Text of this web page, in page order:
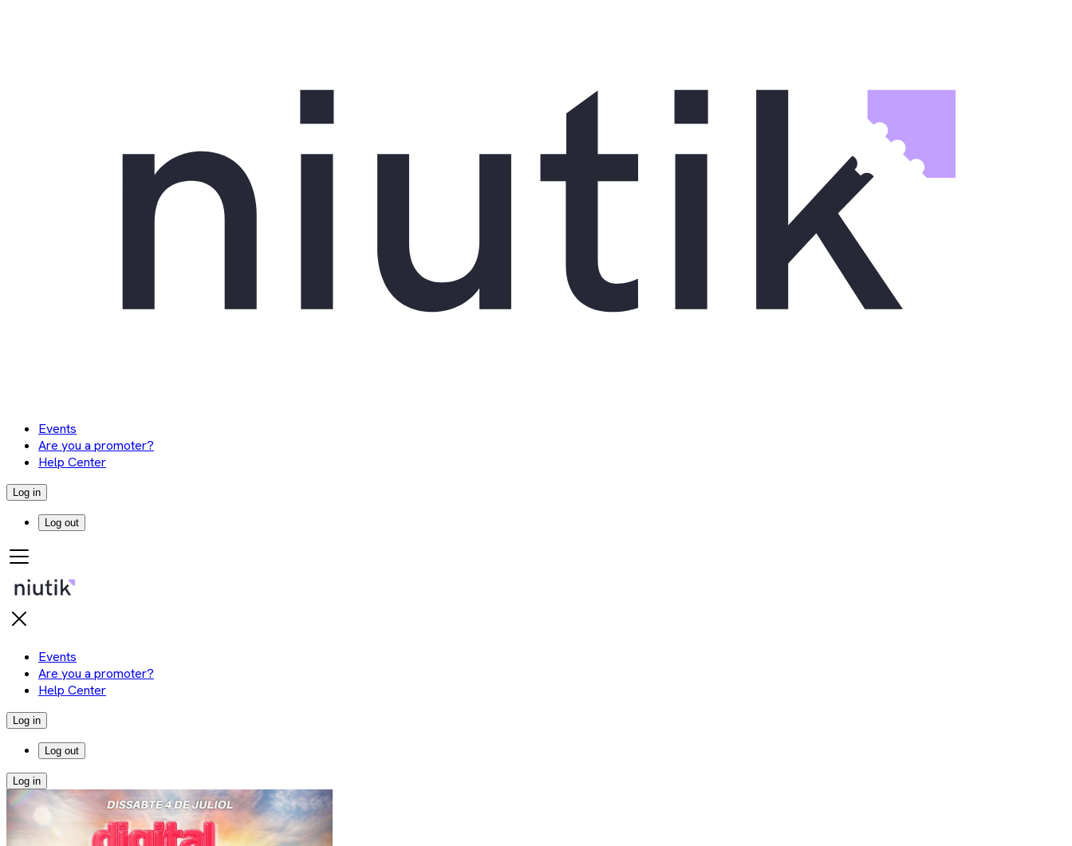
Events
Are you a promoter?
Help Center
Log in
Log out
Events
Are you a promoter?
Help Center
Log in
Log out
Log in